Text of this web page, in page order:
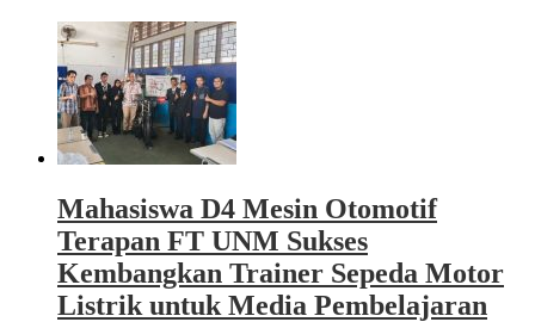
Mahasiswa D4 Mesin Otomotif
Terapan FT UNM Sukses
Kembangkan Trainer Sepeda Motor
Listrik untuk Media Pembelajaran